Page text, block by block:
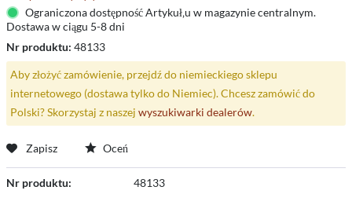
Ograniczona dostępność Artykuł‚u w magazynie centralnym.
Dostawa w ciągu 5-8 dni
Nr produktu: 48133
Aby złożyć zamówienie, przejdź do niemieckiego sklepu
internetowego (dostawa tylko do Niemiec). Chcesz zamówić do
Polski? Skorzystaj z naszej wyszukiwarki dealerów.
Zapisz Oceń
Nr produktu: 48133